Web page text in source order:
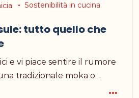
Sostenibilità in cucina
tutto quello che
e vi piace sentire il rumore
tradizionale moka o…